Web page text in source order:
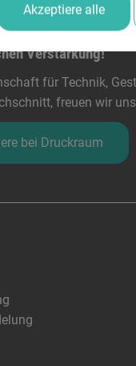
Verstärkung!
für Technik,
freuen wir
bei Druckraum
Akzeptiere alle